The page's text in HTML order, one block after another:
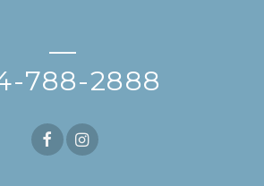
—
788-2888